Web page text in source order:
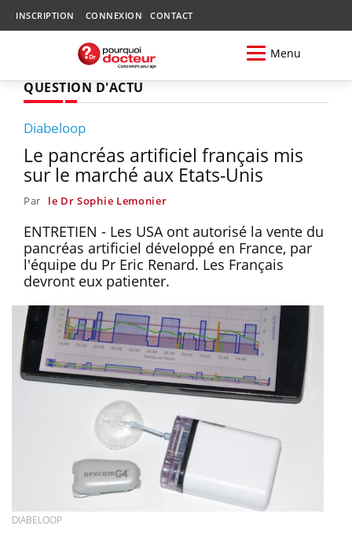
INSCRIPTION CONNEXION CONTACT
Menu
QUESTION D'ACTU
Diabeloop
Le pancréas artificiel français mis
sur le marché aux Etats-Unis
Par le Dr Sophie Lemonier
ENTRETIEN - Les USA ont autorisé la vente du
pancréas artificiel développé en France, par
l'équipe du Pr Eric Renard. Les Français
devront eux patienter.
DIABELOOP